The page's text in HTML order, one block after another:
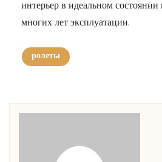
интерьер в идеальном
многих лет эксплуатации.
ролеты